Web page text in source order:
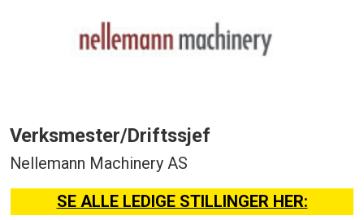
Verksmester/Driftssjef
Nellemann Machinery AS
SE ALLE LEDIGE STILLINGER HER: